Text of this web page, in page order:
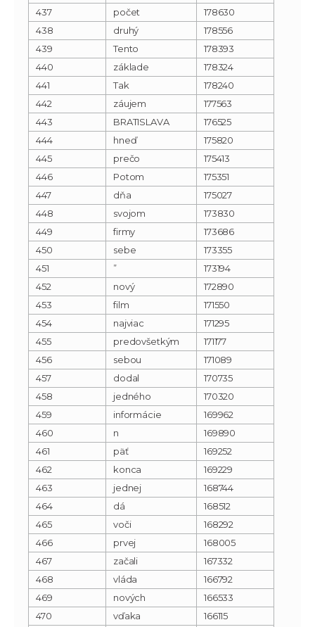
437 počet
178630
438
druhý
178556
439
Tento
178393
440
základe
178324
441
Tak
178240
442
záujem
177563
443
BRATISLAVA
176525
444
hneď
175820
445
prečo
175413
446
Potom
175351
447
dňa
175027
448
svojom
173830
449
firmy
173686
450
sebe
173355
451
”
173194
452
nový
172890
453
film
171550
454
najviac
171295
455
predovšetkým
171177
456
sebou
171089
457
dodal
170735
458
jedného
170320
459
informácie
169962
460
n
169890
461
päť
169252
462
konca
169229
463
jednej
168744
464
dá
168512
465
voči
168292
466
prvej
168005
467
začali
167332
468
vláda
166792
469
nových
166533
470
vďaka
166115